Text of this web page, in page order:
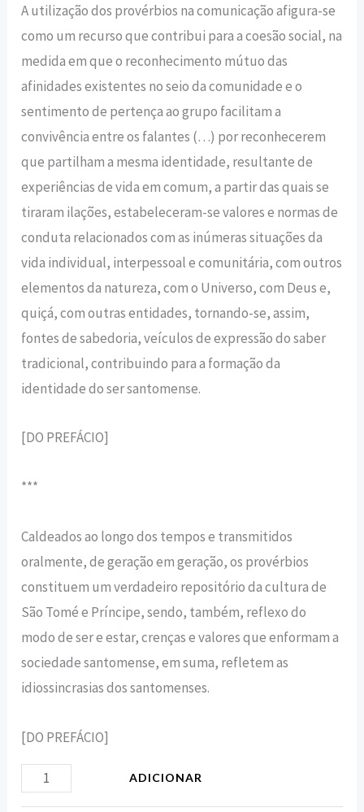
A utilização dos provérbios na comunicação afigura-se
como um recurso que contribui para a coesão social, na
medida em que o reconhecimento mútuo das
afinidades existentes no seio da comunidade e o
sentimento de pertença ao grupo facilitam a
convivência entre os falantes (…) por reconhecerem
que partilham a mesma identidade, resultante de
experiências de vida em comum, a partir das quais se
tiraram ilações, estabeleceram-se valores e normas de
conduta relacionados com as inúmeras situações da
vida individual, interpessoal e comunitária, com outros
elementos da natureza, com o Universo, com Deus e,
quiçá, com outras entidades, tornando-se, assim,
fontes de sabedoria, veículos de expressão do saber
tradicional, contribuindo para a formação da
identidade do ser santomense.
[DO PREFÁCIO]
***
Caldeados ao longo dos tempos e transmitidos
oralmente, de geração em geração, os provérbios
constituem um verdadeiro repositório da cultura de
São Tomé e Príncipe, sendo, também, reflexo do
modo de ser e estar, crenças e valores que enformam a
sociedade santomense, em suma, refletem as
idiossincrasias dos santomenses.
[DO PREFÁCIO]
ADICIONAR